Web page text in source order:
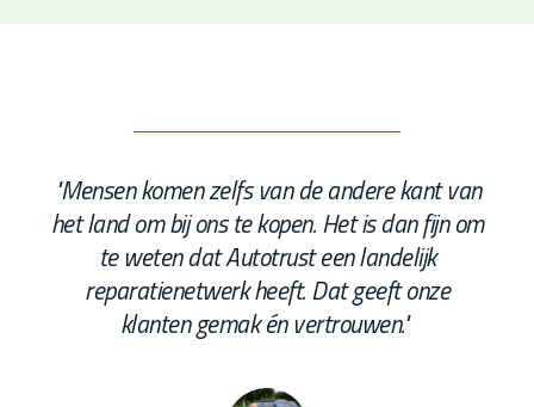
"Mensen komen zelfs van de andere kant van
het land om bij ons te kopen. Het is dan fijn om
te weten dat Autotrust een landelijk
reparatienetwerk heeft. Dat geeft onze
klanten gemak én vertrouwen."